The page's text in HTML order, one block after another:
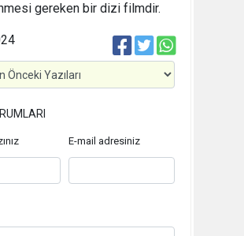
gereken bir dizi filmdir.
E-mail adresiniz